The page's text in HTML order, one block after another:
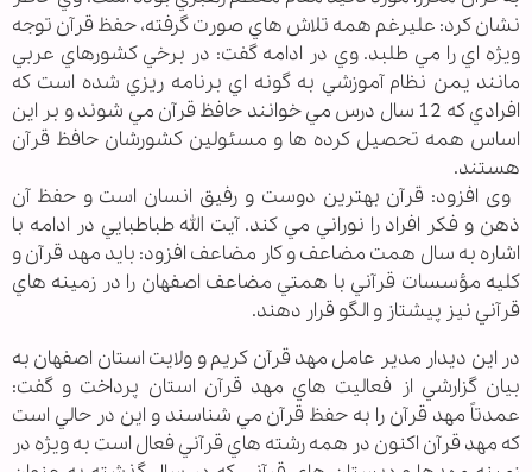
نشان کرد: عليرغم همه تلاش هاي صورت گرفته، حفظ قرآن توجه
ويژه اي را مي طلبد. وي در ادامه گفت: در برخي کشورهاي عربي
مانند يمن نظام آموزشي به گونه اي برنامه ريزي شده است که
افرادي که 12 سال درس مي خوانند حافظ قرآن مي شوند و بر اين
اساس همه تحصيل کرده ها و مسئولين کشورشان حافظ قرآن
هستند.
وی افزود: قرآن بهترين دوست و رفيق انسان است و حفظ آن
ذهن و فکر افراد را نوراني مي کند. آيت الله طباطبايي در ادامه با
اشاره به سال همت مضاعف و کار مضاعف افزود: بايد مهد قرآن و
کليه مؤسسات قرآني با همتي مضاعف اصفهان را در زمينه هاي
قرآني نيز پيشتاز و الگو قرار دهند.
در اين ديدار مدير عامل مهد قرآن کريم و ولايت استان اصفهان به
بيان گزارشي از فعاليت هاي مهد قرآن استان پرداخت و گفت:
عمدتاً مهد قرآن را به حفظ قرآن مي شناسند و اين در حالي است
که مهد قرآن اکنون در همه رشته هاي قرآني فعال است به ويژه در